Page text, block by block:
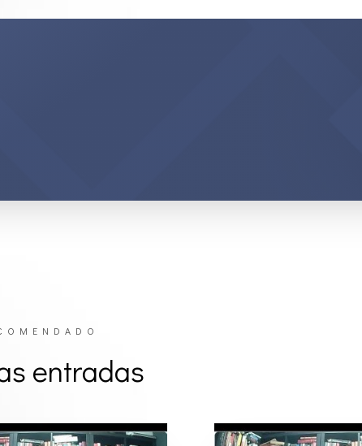
entradas